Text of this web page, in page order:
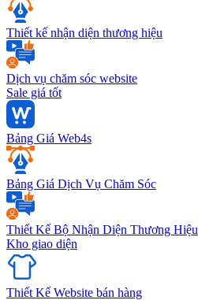
Thiết kế nhận diện thương hiệu
Dịch vụ chăm sóc website
Sale giá tốt
Bảng Giá Web4s
Bảng Giá Dịch Vụ Chăm Sóc
Thiết Kế Bộ Nhận Diện Thương Hiệu
Kho giao diện
Thiết Kế Website bán hàng